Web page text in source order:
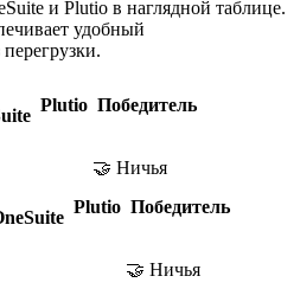
и Plutio в наглядной таблице.
удобный
Plutio Победитель
🤝 Ничья
Plutio Победитель
🤝 Ничья